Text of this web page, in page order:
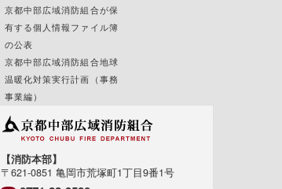
京都中部広域消防組合が保
有する個人情報ファイル簿
の公表
京都中部広域消防組合地球
温暖化対策実行計画（事務
事業編）
【消防本部】
〒621-0851 亀岡市荒塚町1丁目9番1号